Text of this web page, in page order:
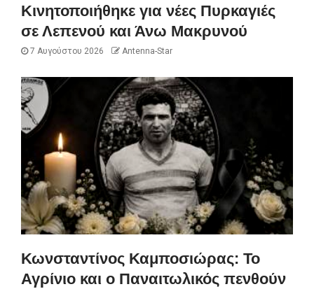
Κινητοποιήθηκε για νέες Πυρκαγιές
σε Λεπενού και Άνω Μακρυνού
7 Αυγούστου 2026 Antenna-Star
Κωνσταντίνος Καμποσιώρας: Το
Αγρίνιο και ο Παναιτωλικός πενθούν